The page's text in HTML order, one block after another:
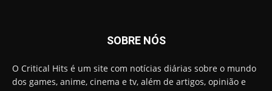
SOBRE NÓS
O Critical Hits é um site com notícias diárias sobre o mundo
dos games, anime, cinema e tv, além de artigos, opinião e